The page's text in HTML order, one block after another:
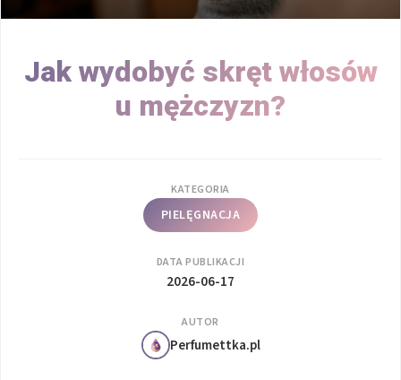
Jak wydobyć skręt włosów
u mężczyzn?
KATEGORIA
PIELĘGNACJA
DATA PUBLIKACJI
2026-06-17
AUTOR
Perfumettka.pl